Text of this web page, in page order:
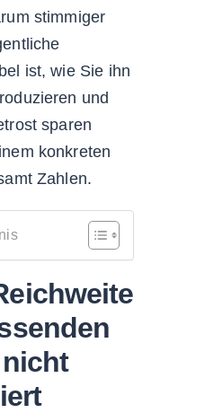
stimmiger
ist, wie Sie ihn
und
sparen
konkreten
Zahlen.